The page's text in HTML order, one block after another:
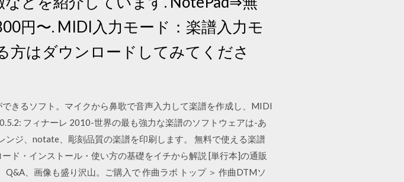
円〜. MIDI入力モード：楽譜入力モ
方はダウンロードしてみてくださ
きるソフト。マイクから鼻歌で音声入力して楽譜を作成し、MIDI
フィナーレ 2010-世界の最も強力な楽譜のソフトウェアは-あ
ジ、notate、彫刻品質の楽譜を印刷します。 無料で使える楽譜
ド・インストール・使い方の基礎をイチから解説 [単行本]の通販
、画像も盛り沢山。ご購入で 作曲ラボ トップ ＞ 作曲DTMソ